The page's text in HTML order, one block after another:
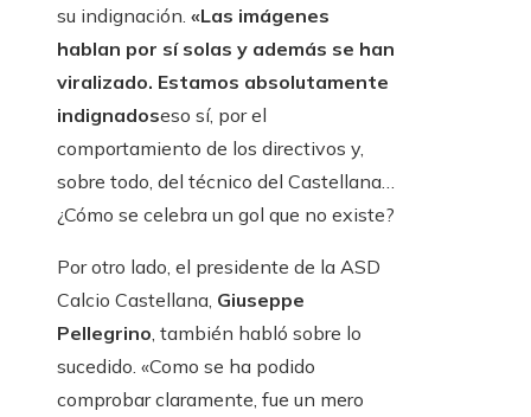
su indignación. «Las imágenes
hablan por sí solas y además se han
viralizado. Estamos absolutamente
indignadoseso sí, por el
comportamiento de los directivos y,
sobre todo, del técnico del Castellana…
¿Cómo se celebra un gol que no existe?
Por otro lado, el presidente de la ASD
Calcio Castellana, Giuseppe
Pellegrino, también habló sobre lo
sucedido. «Como se ha podido
comprobar claramente, fue un mero